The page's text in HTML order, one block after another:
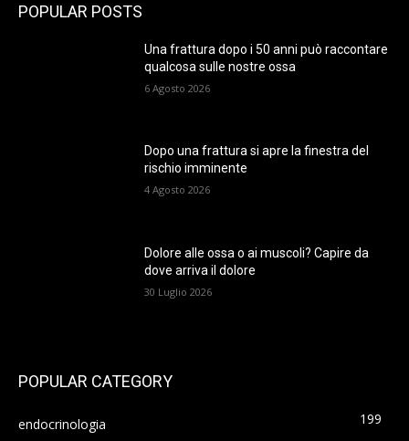
POPULAR POSTS
Una frattura dopo i 50 anni può raccontare
qualcosa sulle nostre ossa
6 Agosto 2026
Dopo una frattura si apre la finestra del
rischio imminente
4 Agosto 2026
Dolore alle ossa o ai muscoli? Capire da
dove arriva il dolore
30 Luglio 2026
POPULAR CATEGORY
endocrinologia
199